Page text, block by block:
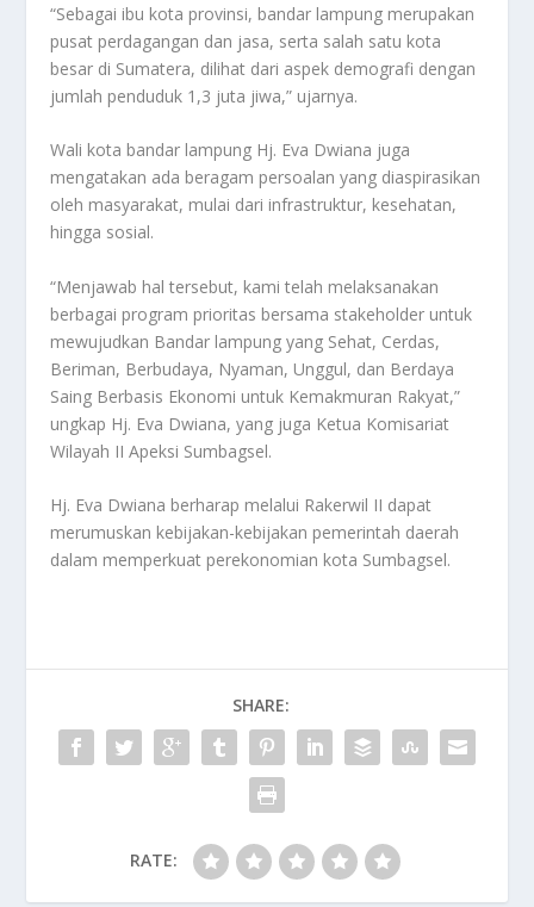
“Sebagai ibu kota provinsi, bandar lampung merupakan
pusat perdagangan dan jasa, serta salah satu kota
besar di Sumatera, dilihat dari aspek demografi dengan
jumlah penduduk 1,3 juta jiwa,” ujarnya.
Wali kota bandar lampung Hj. Eva Dwiana juga
mengatakan ada beragam persoalan yang diaspirasikan
oleh masyarakat, mulai dari infrastruktur, kesehatan,
hingga sosial.
“Menjawab hal tersebut, kami telah melaksanakan
berbagai program prioritas bersama stakeholder untuk
mewujudkan Bandar lampung yang Sehat, Cerdas,
Beriman, Berbudaya, Nyaman, Unggul, dan Berdaya
Saing Berbasis Ekonomi untuk Kemakmuran Rakyat,”
ungkap Hj. Eva Dwiana, yang juga Ketua Komisariat
Wilayah II Apeksi Sumbagsel.
Hj. Eva Dwiana berharap melalui Rakerwil II dapat
merumuskan kebijakan-kebijakan pemerintah daerah
dalam memperkuat perekonomian kota Sumbagsel.
SHARE:
RATE: